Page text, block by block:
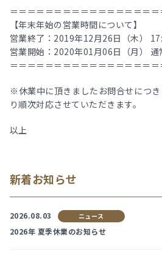
＝＝＝＝＝＝＝＝＝＝＝＝＝＝＝＝
【年末年始の営業時間について】
営業終了：2019年12月26日（木）
営業開始：2020年01月06日（月） 通
＝＝＝＝＝＝＝＝＝＝＝＝＝＝＝＝
※休業中に頂きましたお問合せにつ
り順次対応させていただきます。
以上
新着お知らせ
2026.08.03 ニュース
2026年 夏季休業のお知らせ